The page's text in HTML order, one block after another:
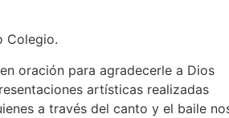
Colegio.
oración para agradecerle a Dios
artísticas realizadas
a través del canto y el baile